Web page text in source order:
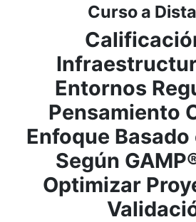
Curso a
Entornos
Pensamiento
Enfoque Basado
Según
Optimizar